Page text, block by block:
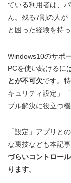
ている利用者は、
ん。残る7割の人が
と困った経験を持っ
Windows10のサポ
PCを使い続けるには
とが不可欠です。
キュリティ設定」
ブル解決に役立つ
「設定」アプリと
な裏技なども本記
づらいコントロー
ります。